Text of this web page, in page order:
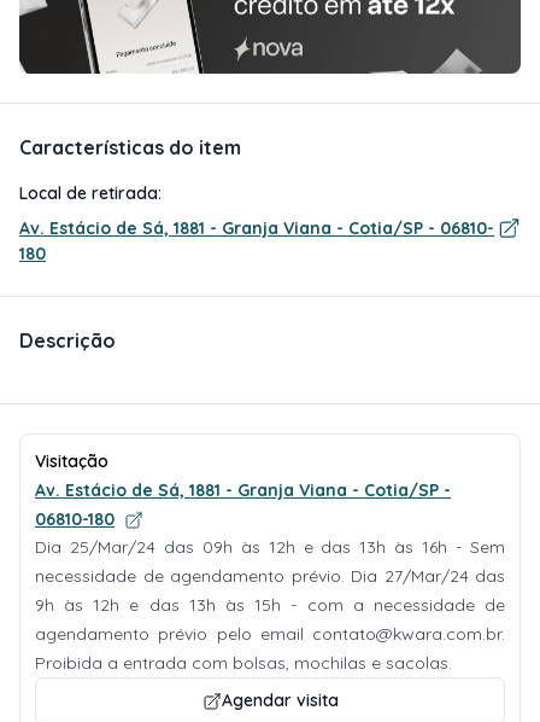
Características do item
Local de retirada:
Av. Estácio de Sá, 1881 - Granja Viana - Cotia/SP - 06810-
180
Descrição
Visitação
Av. Estácio de Sá, 1881 - Granja Viana - Cotia/SP -
06810-180
Dia 25/Mar/24 das 09h às 12h e das 13h às 16h - Sem
necessidade de agendamento prévio. Dia 27/Mar/24 das
9h às 12h e das 13h às 15h - com a necessidade de
agendamento prévio pelo email contato@kwara.com.br.
Proibida a entrada com bolsas, mochilas e sacolas.
Agendar visita